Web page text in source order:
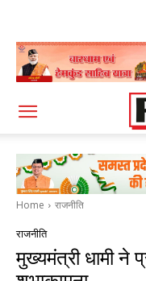
Home राजनीति
राजनीति
मुख्यमंत्री धामी ने